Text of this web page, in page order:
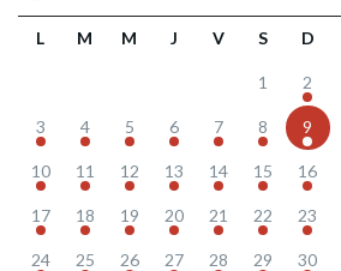
L M M J V S D
1 2
3 4 5 6 7 8 9
10 11 12 13 14 15 16
17 18 19 20 21 22 23
24 25 26 27 28 29 30